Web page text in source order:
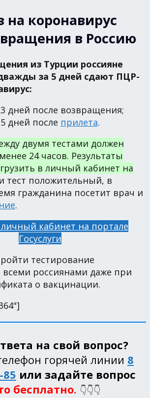
на коронавирус
в Россию
из Турции россияне
за 5 дней сдают ПЦР-
дней после возвращения;
дней после прилета.
двумя тестами должен
24 часов. Результаты
в личный кабинет на
тест положительный, в
гражданина посетит врач и
.
кабинет на портале
Госуслуги
тестирование
всеми россиянами даже при
о вакцинации.
на свой вопрос?
горячей линии 8
85 или задайте вопрос
бесплатно. 👇👇👇